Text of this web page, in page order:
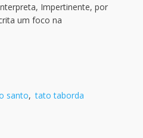
Impertinente, por
um foco na
santo, tato taborda